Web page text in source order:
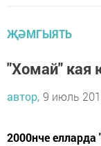
ҖӘМГЫЯТЬ
"Хомай" кая
автор, 9 июль
2000нче